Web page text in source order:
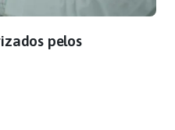
pelos